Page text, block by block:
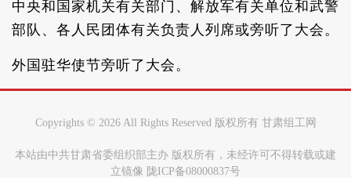
中央和国家机关有关部门、解放军有关单位和武警
部队、各人民团体有关负责人列席或旁听了大会。
外国驻华使节旁听了大会。
Copyrights © 2026 All Rights Reserved 版权所有 甘肃组工网
本站由中共甘肃省委组织部主办 版权所有，未经许可不得转载或建
立镜像 陇ICP备08000837号